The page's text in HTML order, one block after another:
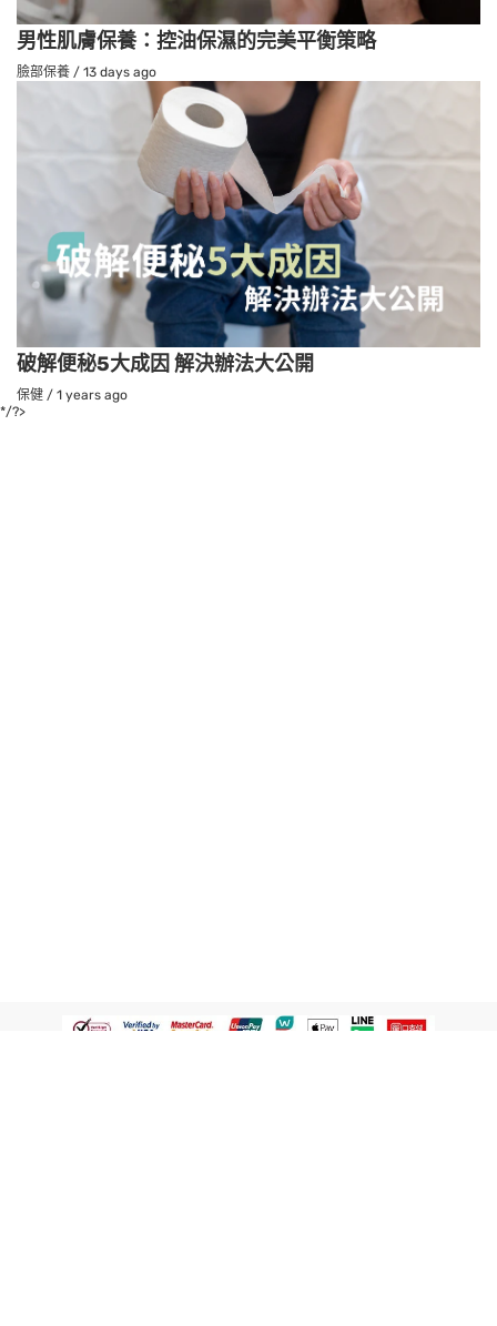
男性肌膚保養：控油保濕的完美平衡策略
臉部保養 / 13 days ago
破解便秘5大成因 解決辦法大公開
保健 / 1 years ago
*/?>